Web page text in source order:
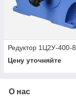
Редуктор 1Ц2У-400-8
Цену уточняйте
О нас